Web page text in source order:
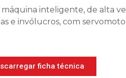
inteligente, de alta
e invólucros, com
ficha técnica